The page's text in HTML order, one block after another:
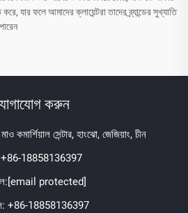
যার ফলে আমাদের ক্লায়েন্টরা তাদের ব্র্যান্ডের সুখ্যাতি
করুন
কমার্শিয়াল সেন্টার, হাংঝো, জেজিয়াং, চীন
+86-18858136397
[email protected]
+86-18858136397